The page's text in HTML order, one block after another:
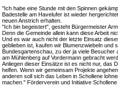
"Ich habe eine Stunde mit den Spinnen
Badestelle am Havelufer ist wieder
neuen Anstrich erhalten.
"Ich bin begeistert", gesteht Bürgermeister
Denn die Gemeinde allein kann diese Arbeit
Und es war auch nicht der letzte Einsatz
geblieben ist, kaufen wir Blumenzwiebeln und
Bundesgartenschau, zu der ja viele Besucher
am Mühlenberg auf Vordermann gebracht
Anliegen dieser Einsätze ist es nicht nur, das
helfen. Wenn wir gemeinsam Projekte
anderen soll sich das Leben in Schollene
machen." Förderverein und Initiative